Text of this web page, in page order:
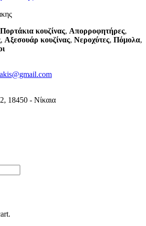
Πορτάκια κουζίνας, Απορροφητήρες,
, Αξεσουάρ κουζίνας, Νεροχύτες, Πόμολα,
18450 - Νίκαια